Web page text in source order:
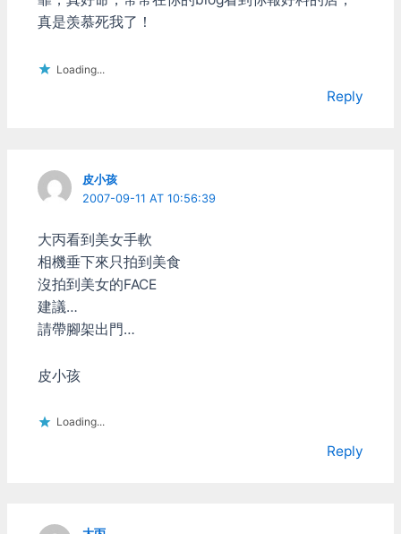
真是羡慕死我了！
Loading...
Reply
皮小孩
2007-09-11 AT 10:56:39
大丙看到美女手軟
相機垂下來只拍到美食
沒拍到美女的FACE
建議…
請帶腳架出門…
皮小孩
Loading...
Reply